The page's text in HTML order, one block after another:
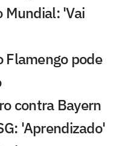
Mundial: 'Vai
Flamengo pode
contra Bayern
'Aprendizado'